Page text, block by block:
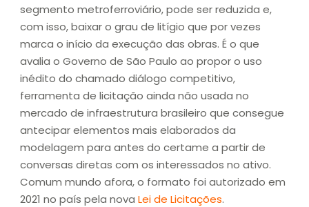
segmento metroferroviário, pode ser reduzida e,
com isso, baixar o grau de litígio que por vezes
marca o início da execução das obras. É o que
avalia o Governo de São Paulo ao propor o uso
inédito do chamado diálogo competitivo,
ferramenta de licitação ainda não usada no
mercado de infraestrutura brasileiro que consegue
antecipar elementos mais elaborados da
modelagem para antes do certame a partir de
conversas diretas com os interessados no ativo.
Comum mundo afora, o formato foi autorizado em
2021 no país pela nova Lei de Licitações.